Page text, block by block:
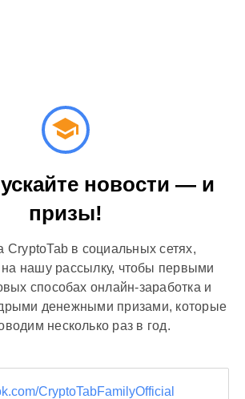
CryptoTabFamilyOfficial
новости — и
призы!
CryptoTab в социальных сетях,
нашу рассылку, чтобы первыми
способах онлайн-заработка и
денежными призами, которые
несколько раз в год.